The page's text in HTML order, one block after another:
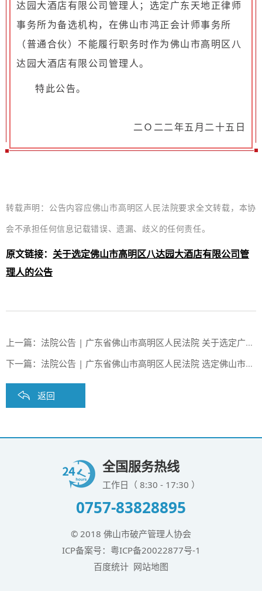
达园大酒店有限公司管理人；选定广东天地正律师
事务所为备选机构，在佛山市鸿正会计师事务所
（普通合伙）不能履行职务时作为佛山市高明区八
达园大酒店有限公司管理人。
特此公告。
二Ｏ二二年五月二十五日
转载声明：公告内容应佛山市高明区人民法院要求全文转载，本协
会不承担任何信息记载错误、遗漏、歧义的任何责任。
原文链接： 关于选定佛山市高明区八达园大酒店有限公司管
理人的公告
上一篇： 法院公告 | 广东省佛山市高明区人民法院 关于选定广东陆地方舟新能源电动车辆有限公司管理人公告
下一篇： 法院公告 | 广东省佛山市高明区人民法院 选定佛山市高明区八达园大酒店有限公司管理人公告
返回
全国服务热线
工作日（ 8:30 - 17:30 ）
0757-83828895
© 2018 佛山市破产管理人协会
ICP备案号： 粤ICP备20022877号-1
百度统计 网站地图